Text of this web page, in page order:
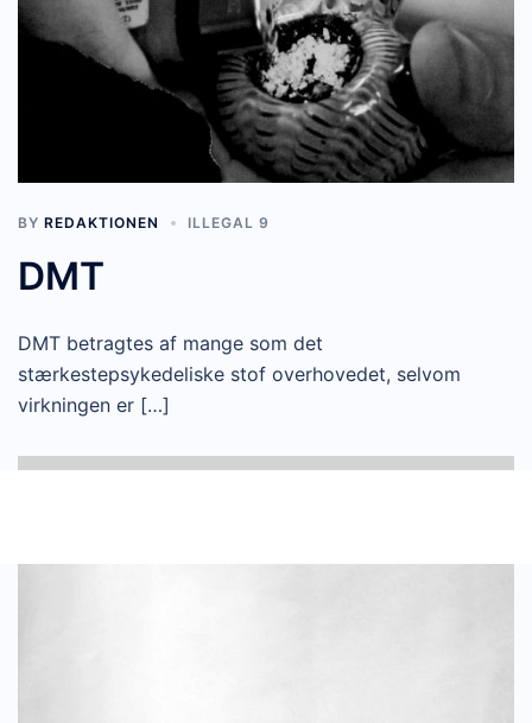
BY REDAKTIONEN ILLEGAL 9
DMT
DMT betragtes af mange som det
stærkestepsykedeliske stof overhovedet, selvom
virkningen er […]